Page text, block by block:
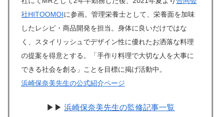
社HITOOMOIに参画。管理栄養士として、栄養面を加味
したレシピ・商品開発を担当。身体に良いだけではな
く、スタイリッシュでデザイン性に優れたお洒落な料理
の提案を得意とする。「手作り料理で大切な人を大事に
できる社会を創る」ことを目標に掲げ活動中。
浜崎保奈美先生の公式紹介ページ
▶▶ 浜崎保奈美先生の監修記事一覧